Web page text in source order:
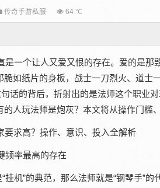
传奇手游私服 64 ℃
是一个让人又爱又恨的存在。爱的是
如纸片的身板，战士一刀烈火、道
话的背后，折射出的是法师这个职业
人玩法师是炮灰？本文将从操作门槛
频率最高的存在
挂机”的典范，那么法师就是“钢琴手”